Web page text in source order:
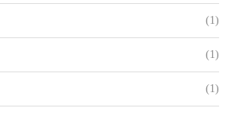
(1)
(1)
(1)